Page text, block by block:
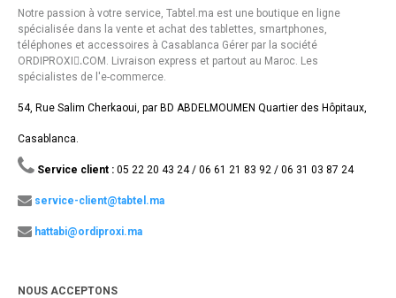
Notre passion à votre service, Tabtel.ma est une boutique en ligne
spécialisée dans la vente et achat des tablettes, smartphones,
téléphones et accessoires à Casablanca Gérer par la société
ORDIPROXI.ِCOM. Livraison express et partout au Maroc. Les
spécialistes de l'e-commerce.
54, Rue Salim Cherkaoui, par BD ABDELMOUMEN Quartier des Hôpitaux,
Casablanca.
Service client : 05 22 20 43 24 / 06 61 21 83 92 / 06 31 03 87 24
service-client@tabtel.ma
hattabi@ordiproxi.ma
NOUS ACCEPTONS